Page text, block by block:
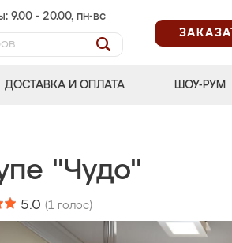
9.00 - 20.00, пн-вс
ДОСТАВКА И ОПЛАТА ШОУ-РУМ
"Чудо"
5.0 (1 голос)